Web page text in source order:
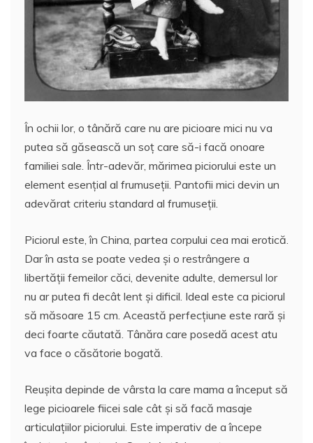
În ochii lor, o tânără care nu are picioare mici nu va
putea să găsească un soţ care să-i facă onoare
familiei sale. Într-adevăr, mărimea piciorului este un
element esenţial al frumuseţii. Pantofii mici devin un
adevărat criteriu standard al frumuseţii.
Piciorul este, în China, partea corpului cea mai erotică.
Dar în asta se poate vedea şi o restrângere a
libertăţii femeilor căci, devenite adulte, demersul lor
nu ar putea fi decât lent şi dificil. Ideal este ca piciorul
să măsoare 15 cm. Această perfecţiune este rară şi
deci foarte căutată. Tânăra care posedă acest atu
va face o căsătorie bogată.
Reuşita depinde de vârsta la care mama a început să
lege picioarele fiicei sale cât şi să facă masaje
articulaţiilor piciorului. Este imperativ de a începe